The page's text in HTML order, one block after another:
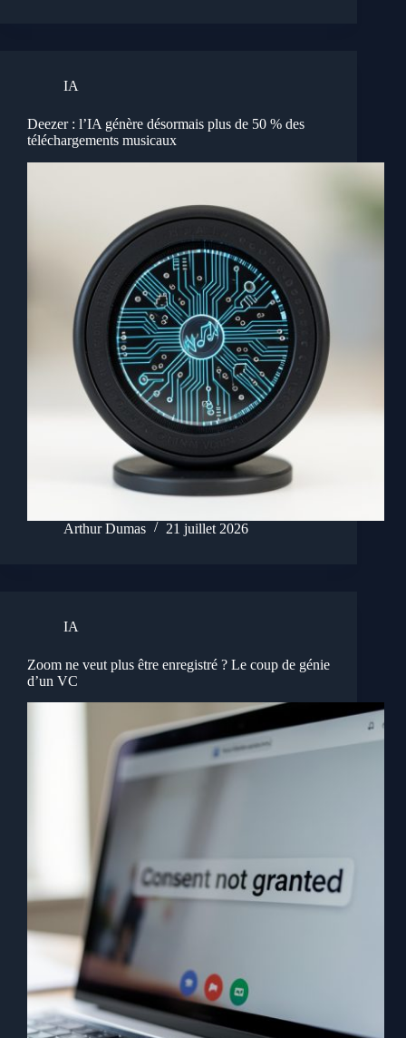
IA
Deezer : l’IA génère désormais plus de 50 % des
téléchargements musicaux
Arthur Dumas 21 juillet 2026
IA
Zoom ne veut plus être enregistré ? Le coup de génie
d’un VC